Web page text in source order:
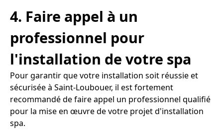
4. Faire appel à un
professionnel pour
l'installation de votre spa
Pour garantir que votre installation soit réussie et
sécurisée à Saint-Loubouer, il est fortement
recommandé de faire appel un professionnel qualifié
pour la mise en œuvre de votre projet d'installation
spa.